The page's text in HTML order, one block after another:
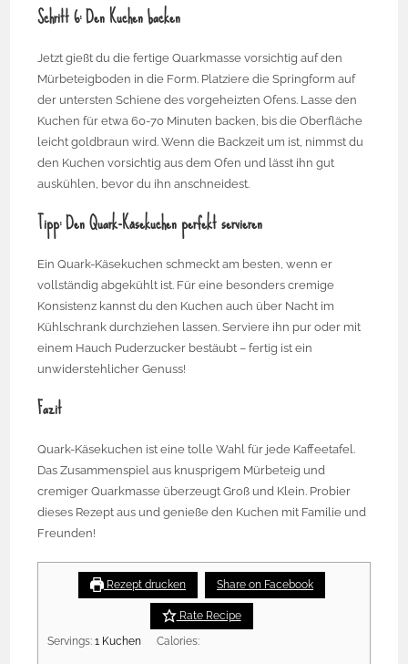
Schritt 6: Den Kuchen backen
Jetzt gießt du die fertige Quarkmasse vorsichtig auf den
Mürbeteigboden in die Form. Platziere die Springform auf
der untersten Schiene des vorgeheizten Ofens. Lasse den
Kuchen für etwa 60-70 Minuten backen, bis die Oberfläche
leicht goldbraun wird. Wenn die Backzeit um ist, nimmst du
den Kuchen vorsichtig aus dem Ofen und lässt ihn gut
auskühlen, bevor du ihn anschneidest.
Tipp: Den Quark-Käsekuchen perfekt servieren
Ein Quark-Käsekuchen schmeckt am besten, wenn er
vollständig abgekühlt ist. Für eine besonders cremige
Konsistenz kannst du den Kuchen auch über Nacht im
Kühlschrank durchziehen lassen. Serviere ihn pur oder mit
einem Hauch Puderzucker bestäubt – fertig ist ein
unwiderstehlicher Genuss!
Fazit
Quark-Käsekuchen ist eine tolle Wahl für jede Kaffeetafel.
Das Zusammenspiel aus knusprigem Mürbeteig und
cremiger Quarkmasse überzeugt Groß und Klein. Probier
dieses Rezept aus und genieße den Kuchen mit Familie und
Freunden!
Quark-Käsekuchen
Rezept drucken Share on Facebook
Rate Recipe
Servings:1 Kuchen Calories: